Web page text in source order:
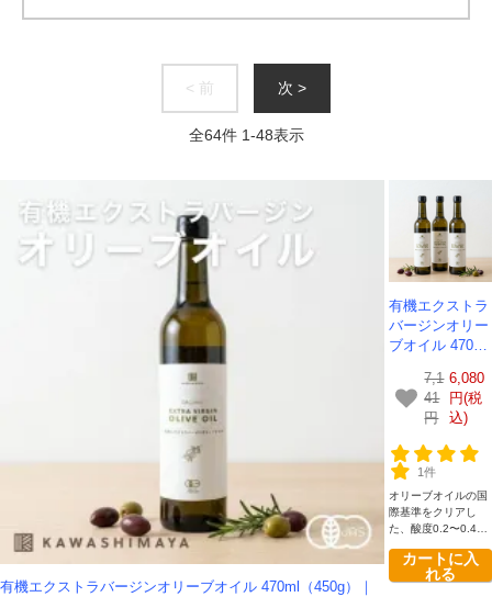
< 前 次 >
全64件 1-48表示
有機エクストラバージンオリーブオイル 470ml（450g）｜
有機エクストラ
バージンオリー
ブオイル 470ml
セット｜【無ろ
過】【低温圧搾
（コールドプレ
ス）製法】イタ
リア産-かわし
ま屋-
7,1
41
円
6,080
円(税
込)
1件
オリーブオイルの国
際基準をクリアし
た、酸度0.2〜0.4%
トラバージンオイ
ル。EUオーガニッ
カートに入
れる